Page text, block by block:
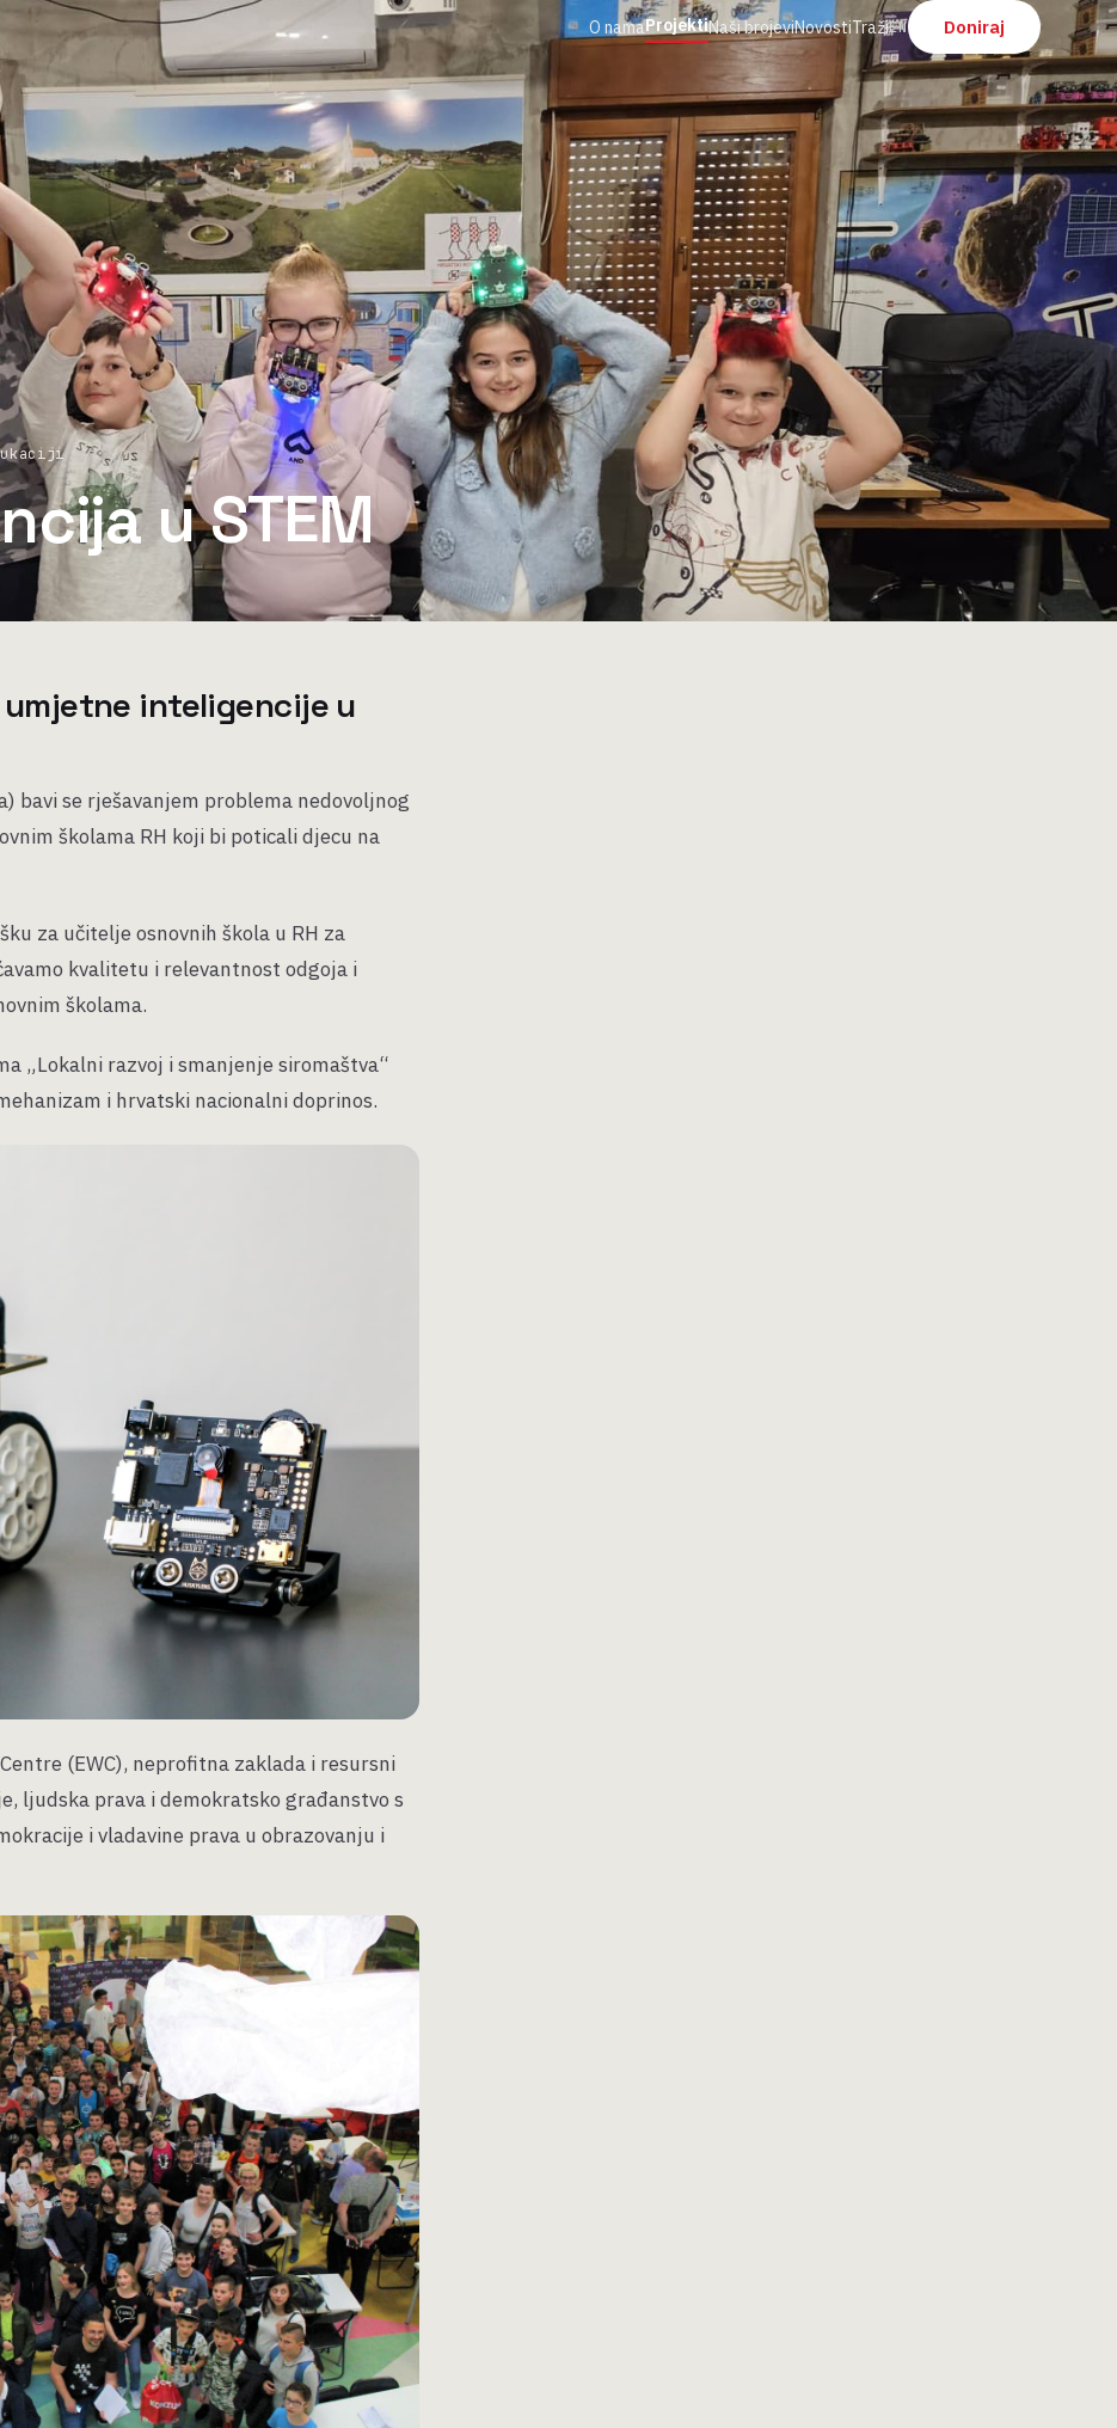
O namaProjektiNaši brojeviNovostiTražiEN Doniraj
u STEM
inteligencije u
bavi se rješavanjem problema nedovoljnog
školama RH koji bi poticali djecu na
za učitelje osnovnih škola u RH za
kvalitetu i relevantnost odgoja i
školama.
„Lokalni razvoj i smanjenje siromaštva“
i hrvatski nacionalni doprinos.
(EWC), neprofitna zaklada i resursni
ljudska prava i demokratsko građanstvo s
i vladavine prava u obrazovanju i